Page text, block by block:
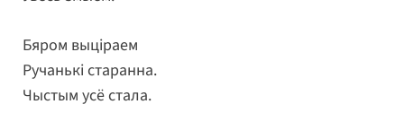
Бяром выціраем
Ручанькі старанна.
Чыстым усё стала.